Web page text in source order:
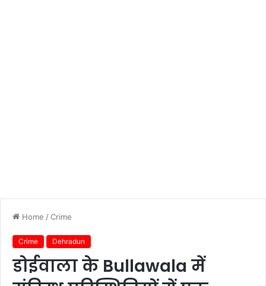
Home /Crime
Crime Dehradun
डोईवाला के Bullawala में